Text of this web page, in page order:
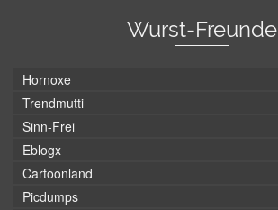
Wurst-Freunde
Hornoxe
Trendmutti
Sinn-Frei
Eblogx
Cartoonland
Picdumps